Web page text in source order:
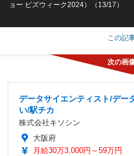
ョー ビズウィーク2024）（13/17）
この記
データサイエンティスト/デー
い/駅チカ
株式会社キソシン
大阪府
月給30万3,000円～59万円